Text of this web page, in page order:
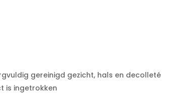
gereinigd gezicht, hals en decolleté
is ingetrokken